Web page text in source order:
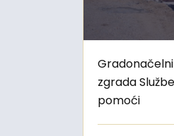
zgrada
pomoći